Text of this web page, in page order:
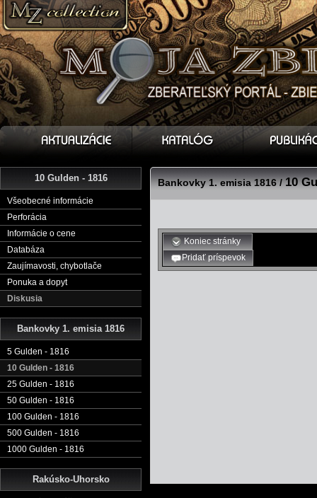
10 Gulden - 1816
Všeobecné informácie
Perforácia
Informácie o cene
Databáza
Zaujímavosti, chybotlače
Ponuka a dopyt
Diskusia
Bankovky 1. emisia 1816
5 Gulden - 1816
10 Gulden - 1816
25 Gulden - 1816
50 Gulden - 1816
100 Gulden - 1816
500 Gulden - 1816
1000 Gulden - 1816
Rakúsko-Uhorsko
Bankovky 1. emisia 1816 /10
Koniec stránky
Pridať príspevok